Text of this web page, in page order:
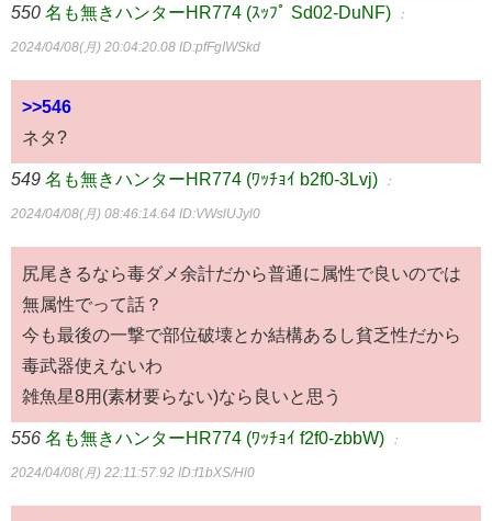
550 名も無きハンターHR774 (ｽｯﾌﾟ Sd02-DuNF) ：
2024/04/08(月) 20:04:20.08 ID:pfFgIWSkd
>>546
ネタ?
549 名も無きハンターHR774 (ﾜｯﾁｮｲ b2f0-3Lvj) ：
2024/04/08(月) 08:46:14.64 ID:VWslUJyl0
尻尾きるなら毒ダメ余計だから普通に属性で良いのでは
無属性でって話？
今も最後の一撃で部位破壊とか結構あるし貧乏性だから
毒武器使えないわ
雑魚星8用(素材要らない)なら良いと思う
556 名も無きハンターHR774 (ﾜｯﾁｮｲ f2f0-zbbW) ：
2024/04/08(月) 22:11:57.92 ID:f1bXS/Hl0